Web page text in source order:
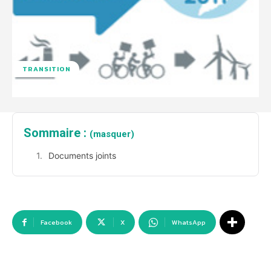
TRANSITION
Sommaire : (masquer)
Documents joints
Facebook X WhatsApp